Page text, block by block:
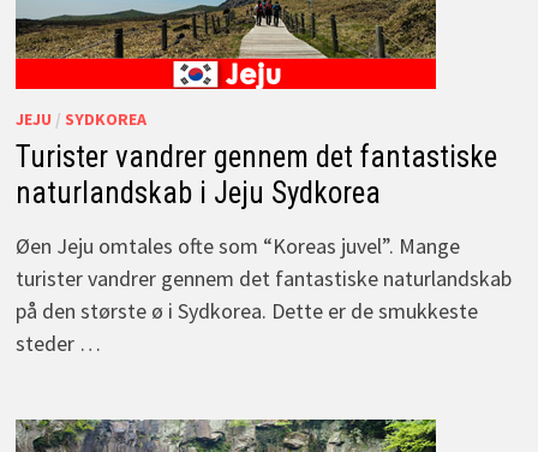
JEJU / SYDKOREA
Turister vandrer gennem det fantastiske
naturlandskab i Jeju Sydkorea
Øen Jeju omtales ofte som “Koreas juvel”. Mange
turister vandrer gennem det fantastiske naturlandskab
på den største ø i Sydkorea. Dette er de smukkeste
steder …